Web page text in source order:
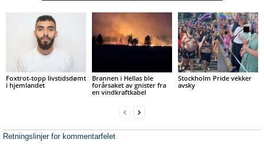
Foxtrot-topp livstidsdømt
i hjemlandet
Brannen i Hellas ble
forårsaket av gnister fra
en vindkraftkabel
Stockholm Pride vekker
avsky
Retningslinjer for kommentarfelet